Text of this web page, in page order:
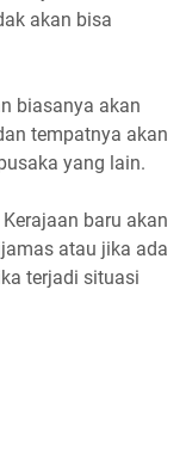
akan bisa
biasanya akan
tempatnya akan
yang lain.
baru akan
atau jika ada
terjadi situasi